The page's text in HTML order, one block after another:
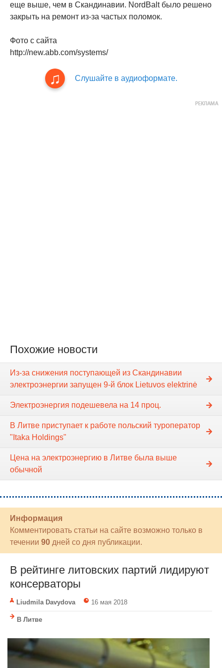
еще выше, чем в Скандинавии. NordBalt было решено
закрыть на ремонт из-за частых поломок.
Фото с сайта
http://new.abb.com/systems/
Слушайте в аудиоформате.
Похожие новости
Из-за снижения поступающей из Скандинавии
электроэнергии запущен 9-й блок Lietuvos elektrinė
Электроэнергия подешевела на 14 проц.
В Литве приступает к работе польский туроператор
"Itaka Holdings"
Цена на электроэнергию в Литве была выше
обычной
Информация
Комментировать статьи на сайте возможно только в
течении 90 дней со дня публикации.
В рейтинге литовских партий лидируют
консерваторы
Liudmila Davydova 16 мая 2018
В Литве